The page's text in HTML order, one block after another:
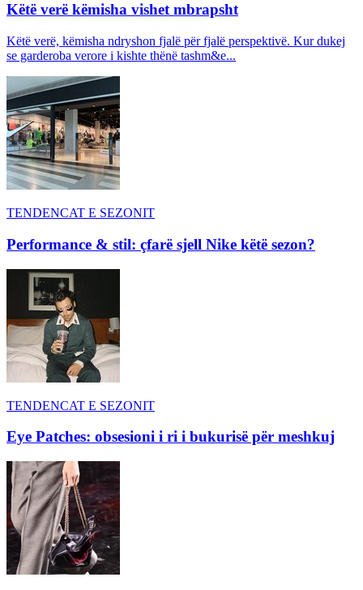
Këtë verë këmisha vishet mbrapsht
Këtë verë, këmisha ndryshon fjalë për fjalë perspektivë. Kur dukej
se garderoba verore i kishte thënë tashm&e...
TENDENCAT E SEZONIT
Performance & stil: çfarë sjell Nike këtë sezon?
TENDENCAT E SEZONIT
Eye Patches: obsesioni i ri i bukurisë për meshkuj